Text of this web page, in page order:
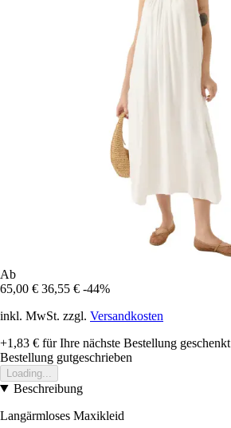
Ab
65,00 € 36,55 € -44%
inkl. MwSt. zzgl. Versandkosten
+1,83 € für Ihre nächste Bestellung geschenkt
Bestellung gutgeschrieben
Loading...
Beschreibung
Langärmloses Maxikleid